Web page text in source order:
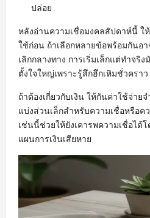
ปล่อย
หลังอ่านความเชื่อมงคลสัปดาห์นี้ ใ
ใช้ก่อน ถ้าเลือกหลายข้อพร้อมกันอ
เลิกกลางทาง การเริ่มเล็กแต่ทำจริ
ตั้งใจใหญ่เพราะรู้สึกฮึกเหิมชั่วคราว
ถ้าต้องเกี่ยวกับเงิน ให้กันค่าใช้จ่าย
แบ่งส่วนเล็กสำหรับความเชื่อหรือค
เช่นนี้ช่วยให้ยังเคารพความเชื่อได้
แผนการเงินเสียหาย